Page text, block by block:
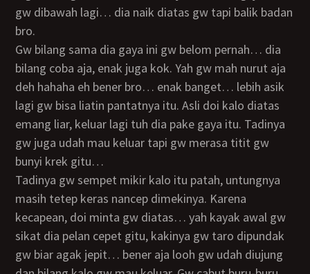
gw dibawah lagi… dia naik diatas gw tapi balik badan
bro.
Gw bilang sama dia gaya ini gw belom pernah… dia
bilang coba aja, enak juga kok. Yah gw mah nurut aja
deh hahaha eh bener bro… enak banget… lebih asik
lagi gw bisa liatin pantatnya itu. Asli doi kalo diatas
emang liar, keluar lagi tuh dia pake gaya itu. Tadinya
gw juga udah mau keluar tapi gw merasa titit gw
bunyi krek gitu…
tadinya gw sempet mikir kalo itu patah, untungnya
masih tetep keras nancep dimekinya. Karena
kecapean, doi minta gw diatas… yah kayak awal gw
sikat dia pelan cepet gitu, kakinya gw taro dipundak
gw biar agak jepit… bener aja looh gw udah diujung